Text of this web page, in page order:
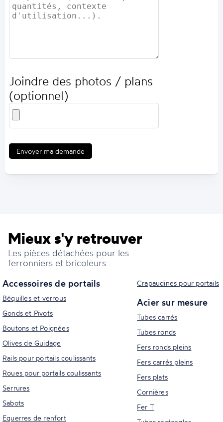
Joindre des photos / plans
(optionnel)
Envoyer ma demande
Mieux s'y retrouver
Les pièces détachées pour les
ferronniers et bricoleurs :
Accessoires de portails
Béquilles et verrous
Gonds et Pivots
Boutons et Poignées
Olives de Guidage
Rails pour portails coulissants
Roues pour portails coulissants
Serrures
Sabots
Equerres de renfort
Crapaudines pour portails
Acier sur mesure
Tubes carrés
Tubes ronds
Fers ronds pleins
Fers carrés pleins
Fers plats
Cornières
Fer T